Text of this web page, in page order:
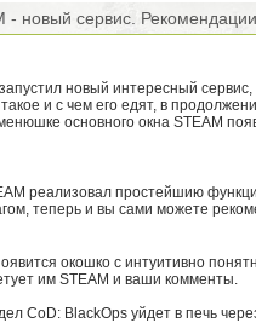
- новый сервис.
новый интересный
и с чем его едят, в
основного окна STEAM
реализовал простейшию
теперь и вы сами можете
окошко с интуитивно
им STEAM и ваши комменты.
CoD: BlackOps уйдет в печь